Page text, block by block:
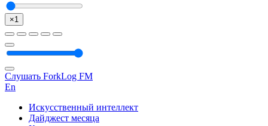
×1
Слушать ForkLog FM
En
Искусственный интеллект
Дайджест месяца